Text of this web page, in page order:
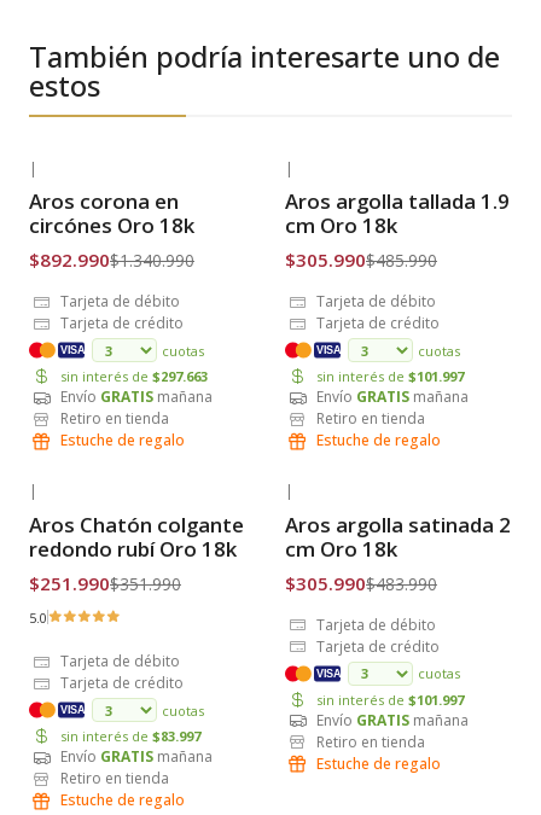
También podría interesarte uno de
estos
Envío Gratis
|
Aros corona en
circónes Oro 18k
$892.990$1.340.990
Tarjeta de débito
Tarjeta de crédito
VISA
cuotas
sin interés de $297.663
Envío GRATIS mañana
Retiro en tienda
Estuche de regalo
Envío Gratis
|
Aros argolla tallada 1.9
cm Oro 18k
$305.990$485.990
Tarjeta de débito
Tarjeta de crédito
VISA
cuotas
sin interés de $101.997
Envío GRATIS mañana
Retiro en tienda
Estuche de regalo
Envío Gratis
|
Aros Chatón colgante
redondo rubí Oro 18k
$251.990$351.990
5.0
Tarjeta de débito
Tarjeta de crédito
VISA
cuotas
sin interés de $83.997
Envío GRATIS mañana
Retiro en tienda
Estuche de regalo
Envío Gratis
|
Aros argolla satinada 2
cm Oro 18k
$305.990$483.990
Tarjeta de débito
Tarjeta de crédito
VISA
cuotas
sin interés de $101.997
Envío GRATIS mañana
Retiro en tienda
Estuche de regalo